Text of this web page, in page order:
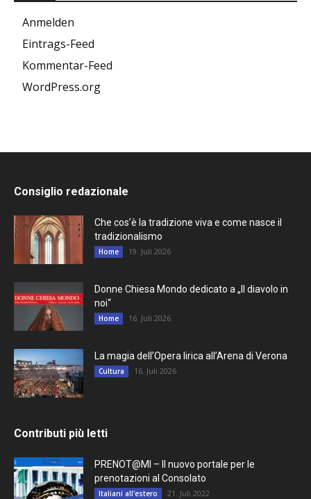
Anmelden
Eintrags-Feed
Kommentar-Feed
WordPress.org
Consiglio redazionale
Che cos’è la tradizione viva e come nasce il
tradizionalismo
Home 19. Juli 2026
Donne Chiesa Mondo dedicato a „Il diavolo in
noi“
Home 16. Juli 2026
La magia dell’Opera lirica all’Arena di Verona
Cultura 16. Juli 2026
Contributi più letti
PRENOT@MI – Il nuovo portale per le
prenotazioni al Consolato
Italiani all'estero 21. Juli 2022